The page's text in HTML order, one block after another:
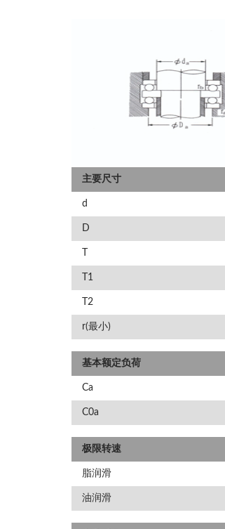
主要尺寸
d
D
T1
T2
r(最小)
基本额定负荷
Ca
C0a
极限转速
脂润滑
油润滑